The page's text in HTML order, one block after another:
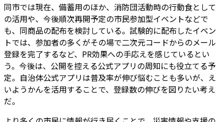
同市では現在、備蓄用のほか、消防団活動時の行動食として
の活用や、今後順次再開予定の市民参加型イベントなどで
も、同商品の配布を検討している。試験的に配布したイベン
トでは、参加者の多くがその場で二次元コードからのメール
登録を完了するなど、PR効果への手応えを感じているとい
う。今後は、公開を控える公式アプリの周知にも役立てる予
定。自治体公式アプリは普及率が伸び悩むことも多いが、え
いようかんを活用することで、登録数の伸びを図りたい考え
だ。